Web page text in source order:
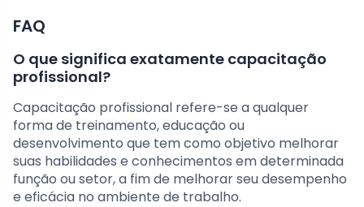
FAQ
O que significa exatamente capacitação
profissional?
Capacitação profissional refere-se a qualquer
forma de treinamento, educação ou
desenvolvimento que tem como objetivo melhorar
suas habilidades e conhecimentos em determinada
função ou setor, a fim de melhorar seu desempenho
e eficácia no ambiente de trabalho.